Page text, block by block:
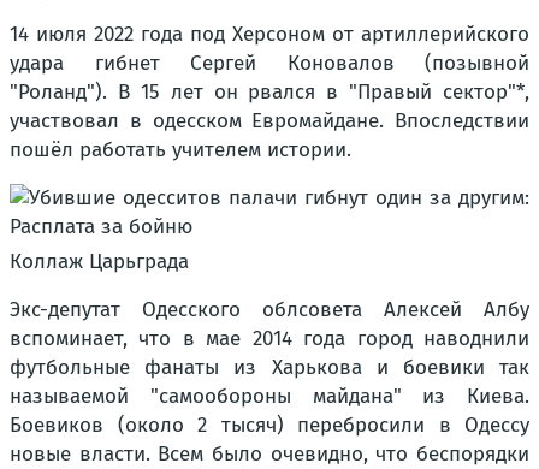
14 июля 2022 года под Херсоном от артиллерийского
удара гибнет Сергей Коновалов (позывной
"Роланд"). В 15 лет он рвался в "Правый сектор"*,
участвовал в одесском Евромайдане. Впоследствии
пошёл работать учителем истории.
Коллаж Царьграда
Экс-депутат Одесского облсовета Алексей Албу
вспоминает, что в мае 2014 года город наводнили
футбольные фанаты из Харькова и боевики так
называемой "самообороны майдана" из Киева.
Боевиков (около 2 тысяч) перебросили в Одессу
новые власти. Всем было очевидно, что беспорядки